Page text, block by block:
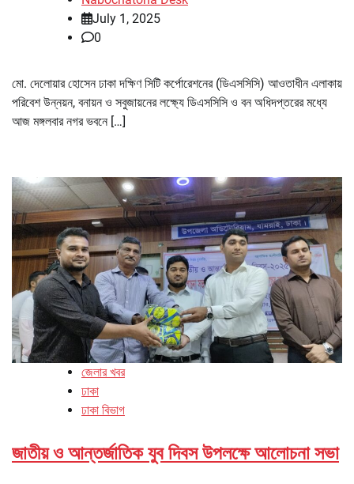
July 1, 2025
0
মো. দেলোয়ার হোসেন ঢাকা দক্ষিণ সিটি কর্পোরেশনের (ডিএসসিসি) আওতাধীন এলাকায়
পরিবেশ উন্নয়ন, বনায়ন ও সবুজায়নের লক্ষ্যে ডিএসসিসি ও বন অধিদপ্তরের মধ্যে
আজ মঙ্গলবার নগর ভবনে […]
জেলার খবর
ঢাকা
ঢাকা বিভাগ
জাতীয় ও আন্তর্জাতিক যুব দিবস উপলক্ষে আলোচনা সভা